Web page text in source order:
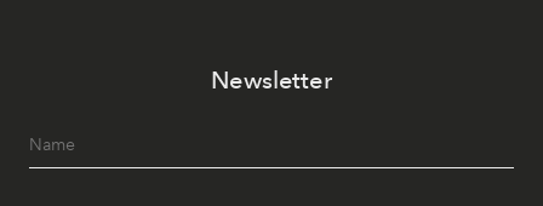
Newsletter